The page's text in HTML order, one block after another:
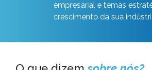
empresarial e temas
crescimento da sua
O que dizem sobre nós?